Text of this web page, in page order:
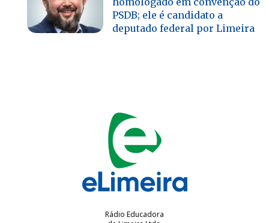
PSDB; ele é candidato a
deputado federal por Limeira
Rádio Educadora